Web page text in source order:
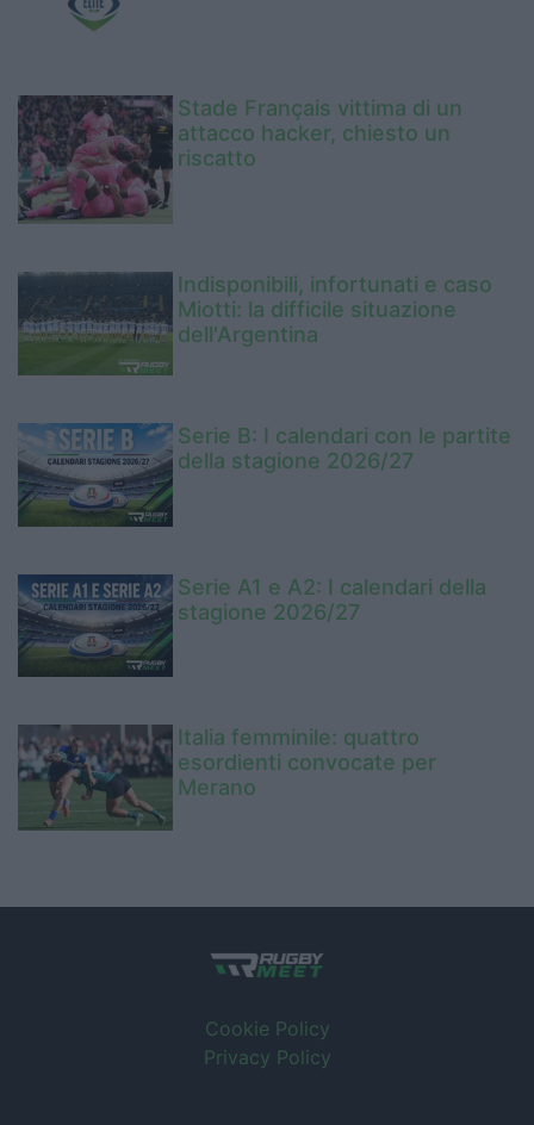
Stade Français vittima di un
attacco hacker, chiesto un
riscatto
Indisponibili, infortunati e caso
Miotti: la difficile situazione
dell'Argentina
Serie B: I calendari con le partite
della stagione 2026/27
Serie A1 e A2: I calendari della
stagione 2026/27
Italia femminile: quattro
esordienti convocate per
Merano
Cookie Policy
Privacy Policy